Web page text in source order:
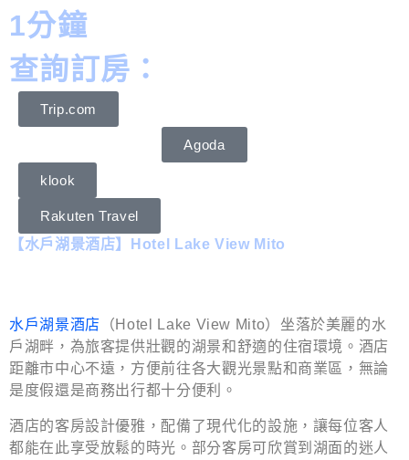
1分鐘
查詢訂房：
Trip.com
Agoda
klook
Rakuten Travel
【水戶湖景酒店】Hotel Lake View Mito
水戶湖景酒店 （Hotel Lake View Mito）坐落於美麗的水
戶湖畔，為旅客提供壯觀的湖景和舒適的住宿環境。酒店
距離市中心不遠，方便前往各大觀光景點和商業區，無論
是度假還是商務出行都十分便利。
酒店的客房設計優雅，配備了現代化的設施，讓每位客人
都能在此享受放鬆的時光。部分客房可欣賞到湖面的迷人